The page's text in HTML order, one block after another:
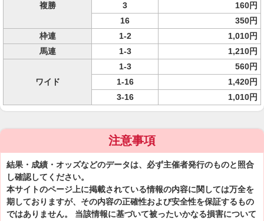
複勝
3
160円
16
350円
枠連
1-2
1,010円
馬連
1-3 1,210円
ワイド
1-3
560円
1-16
1,420円
3-16
1,010円
注意事項
結果・成績・オッズなどのデータは、必ず主催者発行のものと照合
し確認してください。
本サイトのページ上に掲載されている情報の内容に関しては万全を
期しておりますが、その内容の正確性および安全性を保証するもの
ではありません。 当該情報に基づいて被ったいかなる損害について